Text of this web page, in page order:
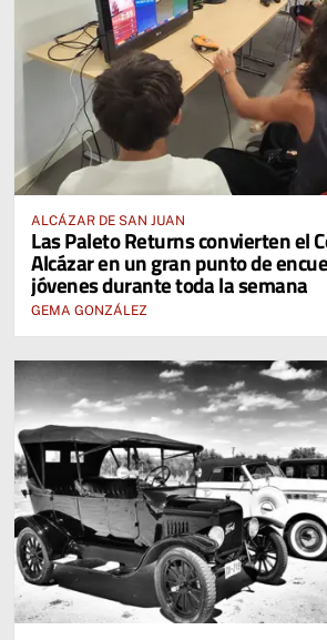
ALCÁZAR DE SAN JUAN
Las Paleto Returns convierten el
Alcázar en un gran punto de
jóvenes durante toda la semana
GEMA GONZÁLEZ